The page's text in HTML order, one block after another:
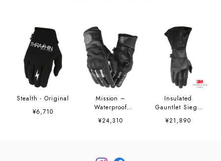
Stealth - Original
¥6,710
Mission –
Waterproof
Gloves
¥24,310
Insulated
Gauntlet Siege
Glove - Black
¥21,890